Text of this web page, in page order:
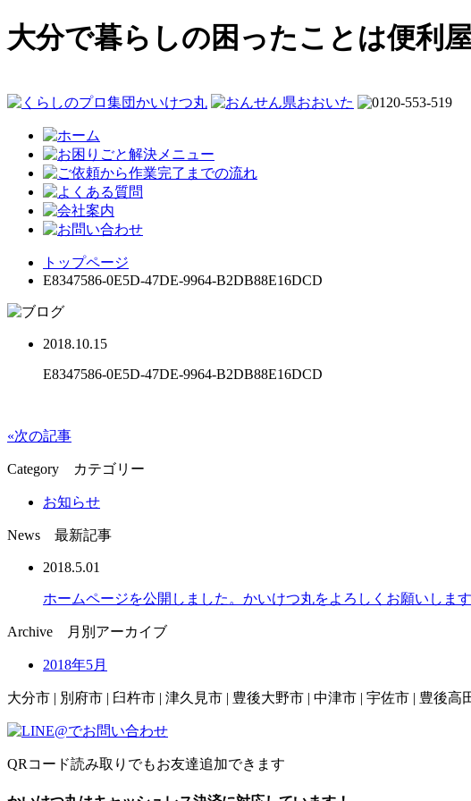
大分で暮らしの困ったことは便利
トップページ
E8347586-0E5D-47DE-9964-B2DB88E16DCD
2018.10.15
E8347586-0E5D-47DE-9964-B2DB88E16DCD
«次の記事
Category カテゴリー
お知らせ
News 最新記事
2018.5.01
ホームページを公開しました。かいけつ丸をよろしくお願いします
Archive 月別アーカイブ
2018年5月
大分市 | 別府市 | 臼杵市 | 津久見市 | 豊後大野市 | 中津市 | 宇佐市 | 豊後
QRコード読み取りでもお友達追加できます